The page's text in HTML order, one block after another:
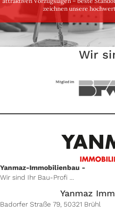
zeichnen unsere
Wir
Yanmaz-Immobilienbau -
Wir sind Ihr Bau-Profi ...
Yanmaz
Badorfer Straße 79, 50321 Brühl